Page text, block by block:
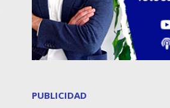
PUBLICIDAD